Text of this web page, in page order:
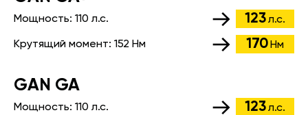
Мощность: 110 л.с. 123л.с.
Крутящий момент: 152 Нм 170 Нм
GАN GA
Мощность: 110 л.с. 123л.с.